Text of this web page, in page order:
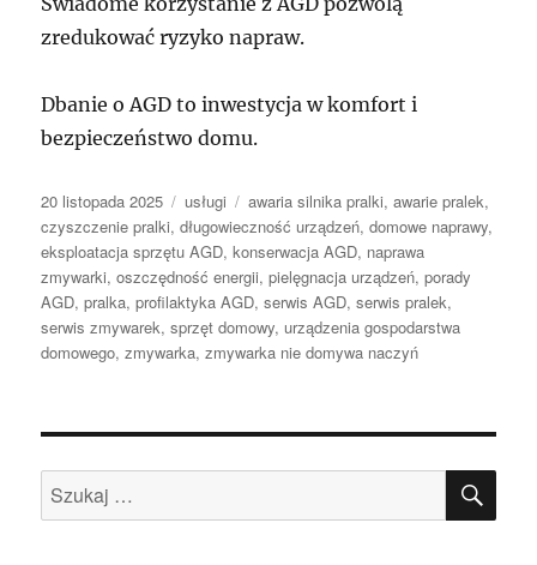
zredukować ryzyko napraw.
Dbanie o AGD to inwestycja w komfort i
bezpieczeństwo domu.
Data
publikacji
20 listopada 2025 Kategorie
usługi Tagi
awaria silnika pralki,awarie pralek,
czyszczenie pralki,długowieczność urządzeń,domowe naprawy,
eksploatacja sprzętu AGD,konserwacja AGD, naprawa
zmywarki,oszczędność energii,pielęgnacja urządzeń,porady
AGD,pralka,profilaktyka AGD,serwis AGD,serwis pralek,
serwis zmywarek,sprzęt domowy, urządzenia gospodarstwa
domowego,zmywarka,zmywarka nie domywa naczyń
Szukaj: